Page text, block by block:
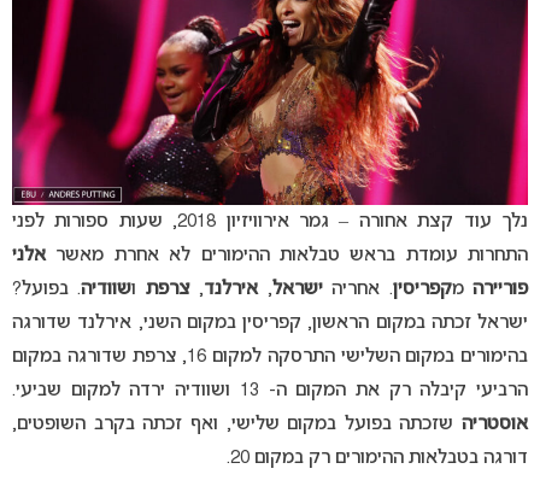
נלך עוד קצת אחורה – גמר אירוויזיון 2018, שעות ספורות לפני
התחרות עומדת בראש טבלאות ההימורים לא אחרת מאשראלני
פוריירהמקפריסין. אחריהישראל,אירלנד,צרפת ושוודיה. בפועל?
ישראל זכתה במקום הראשון, קפריסין במקום השני, אירלנד שדורגה
בהימורים במקום השלישי התרסקה למקום 16, צרפת שדורגה במקום
הרביעי קיבלה רק את המקום ה- 13 ושוודיה ירדה למקום שביעי.
אוסטריה שזכתה בפועל במקום שלישי, ואף זכתה בקרב השופטים,
דורגה בטבלאות ההימורים רק במקום 20.